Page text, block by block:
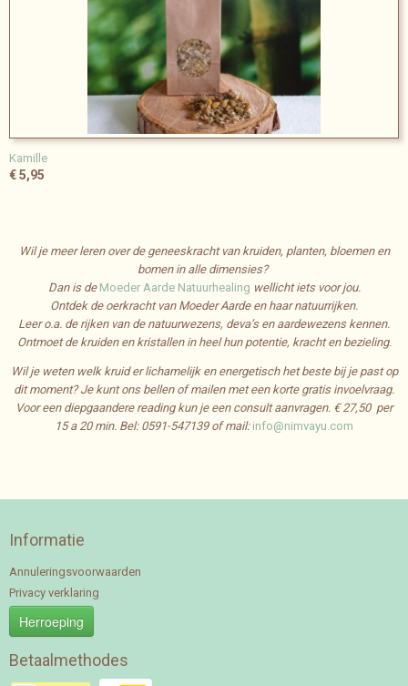
Kamille
€ 5,95
Wil je meer leren over de geneeskracht van kruiden, planten, bloemen en
bomen in alle dimensies?
Dan is de Moeder Aarde Natuurhealing wellicht iets voor jou.
Ontdek de oerkracht van Moeder Aarde en haar natuurrijken.
Leer o.a. de rijken van de natuurwezens, deva’s en aardewezens kennen.
Ontmoet de kruiden en kristallen in heel hun potentie, kracht en bezieling.
Wil je weten welk kruid er lichamelijk en energetisch het beste bij je past op
dit moment? Je kunt ons bellen of mailen met een korte gratis invoelvraag.
Voor een diepgaandere reading kun je een consult aanvragen. € 27,50 per
15 a 20 min. Bel: 0591-547139 of mail: info@nimvayu.com
Informatie
Annuleringsvoorwaarden
Privacy verklaring
Herroeping
Betaalmethodes